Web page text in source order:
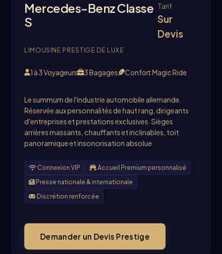
Mercedes-Benz Classe
S
Tarif
Sur
Devis
LIMOUSINE PRESTIGE DE LUXE
1 à 3 Voyageurs 3 Bagages Confort Magic Ride
Le summum de l'industrie automobile allemande.
Réservée aux personnalités de haut rang, dirigeants
d'entreprises et prestations exclusives. Sièges
arrières massants, chauffants et inclinables, toit
panoramique et insonorisation absolue.
Connexion VIP
Accueil Premium personnalisé
Presse nationale & internationale
Discrétion renforcée
Demander un Devis Prestige